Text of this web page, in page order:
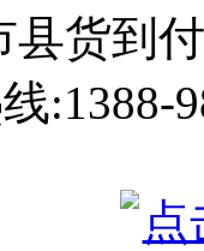
县货到
:1388-